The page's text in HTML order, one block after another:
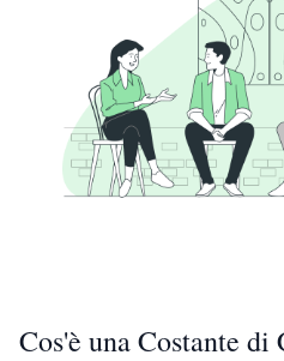
Cos'è una Costante di